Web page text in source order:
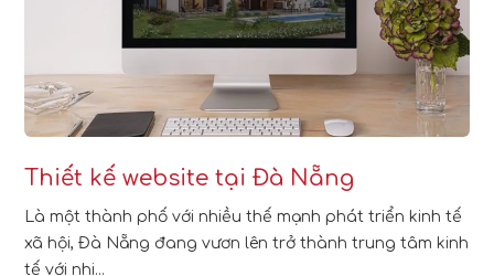
Thiết kế website tại Đà Nẵng
Là một thành phố với nhiều thế mạnh phát triển kinh tế
xã hội, Đà Nẵng đang vươn lên trở thành trung tâm kinh
tế với nhi...